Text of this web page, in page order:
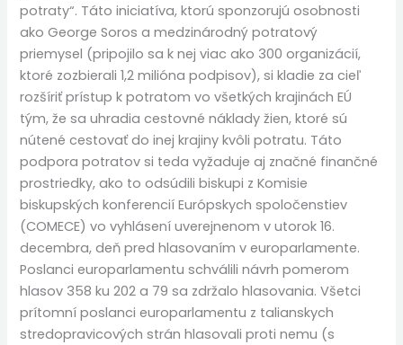
potraty“. Táto iniciatíva, ktorú sponzorujú osobnosti
ako George Soros a medzinárodný potratový
priemysel (pripojilo sa k nej viac ako 300 organizácií,
ktoré zozbierali 1,2 milióna podpisov), si kladie za cieľ
rozšíriť prístup k potratom vo všetkých krajinách EÚ
tým, že sa uhradia cestovné náklady žien, ktoré sú
nútené cestovať do inej krajiny kvôli potratu. Táto
podpora potratov si teda vyžaduje aj značné finančné
prostriedky, ako to odsúdili biskupi z Komisie
biskupských konferencií Európskych spoločenstiev
(COMECE) vo vyhlásení uverejnenom v utorok 16.
decembra, deň pred hlasovaním v europarlamente.
Poslanci europarlamentu schválili návrh pomerom
hlasov 358 ku 202 a 79 sa zdržalo hlasovania. Všetci
prítomní poslanci europarlamentu z talianskych
stredopravicových strán hlasovali proti nemu (s